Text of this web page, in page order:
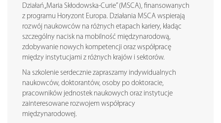
Działań „Maria Skłodowska-Curie” (MSCA), finansowanych
z programu Horyzont Europa. Działania MSCA wspierają
rozwój naukowców na różnych etapach kariery, kładąc
szczególny nacisk na mobilność międzynarodową,
zdobywanie nowych kompetencji oraz współpracę
między instytucjami z różnych krajów i sektorów.
Na szkolenie serdecznie zapraszamy indywidualnych
naukowców, doktorantów, osoby po doktoracie,
pracowników jednostek naukowych oraz instytucje
zainteresowane rozwojem współpracy
międzynarodowej.